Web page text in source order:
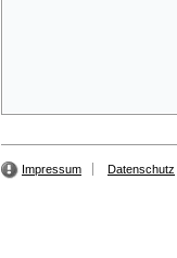
Impressum Datenschutz